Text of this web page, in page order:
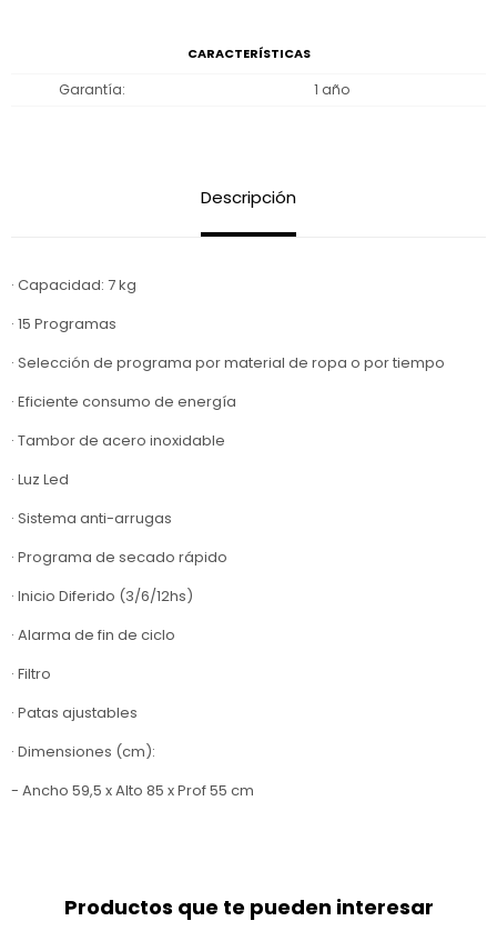
CARACTERÍSTICAS
Garantía 1 año
Descripción
· Capacidad: 7 kg
· 15 Programas
· Selección de programa por material de ropa o por tiempo
· Eficiente consumo de energía
· Tambor de acero inoxidable
· Luz Led
· Sistema anti-arrugas
· Programa de secado rápido
· Inicio Diferido (3/6/12hs)
· Alarma de fin de ciclo
· Filtro
· Patas ajustables
· Dimensiones (cm):
- Ancho 59,5 x Alto 85 x Prof 55 cm
Productos que te pueden interesar